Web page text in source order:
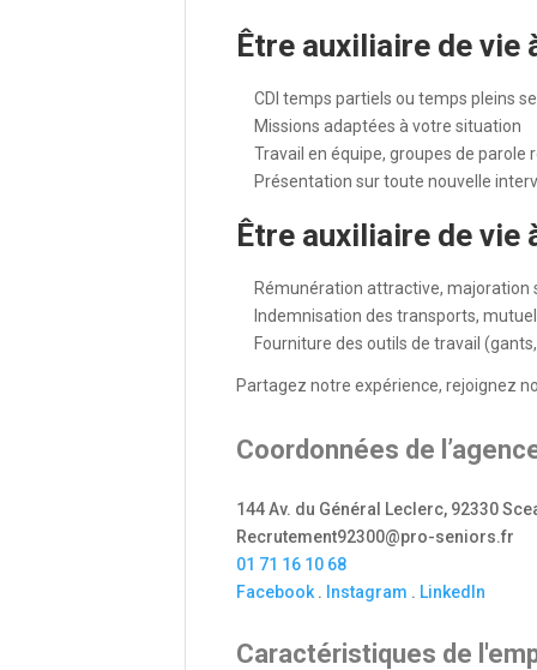
Être auxiliaire de vie
CDI temps partiels ou temps pleins
Missions adaptées à votre situation
Travail en équipe, groupes de parole
Présentation sur toute nouvelle
Être auxiliaire de vie
Rémunération attractive,
Indemnisation des transports,
Fourniture des outils de travail
Partagez notre expérience, rejoignez
Coordonnées de
144 Av. du Général Leclerc, 92330
Recrutement92300@pro-seniors.fr
01 71 16 10 68
Facebook . Instagram . LinkedIn
Caractéristiques de